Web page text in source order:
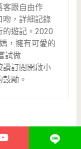
客跟自由作
吻，詳細記錄
的遊記。2020
，擁有可愛的
試做
讚訂閱開啟小
勵。